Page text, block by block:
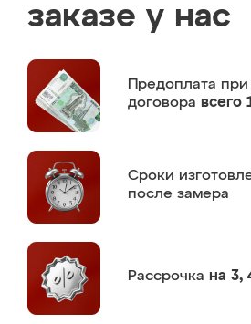
заказе у нас
Предоплата
договора всего
Сроки
после замера
Рассрочка на 3,